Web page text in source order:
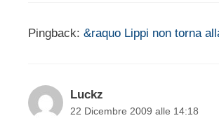
Pingback: &raquo Lippi non torna
Luckz
22 Dicembre 2009 alle 14:18